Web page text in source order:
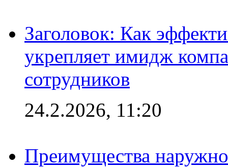
Заголовок: Как
укрепляет имидж
сотрудников
24.2.2026, 11:20
Преимущества